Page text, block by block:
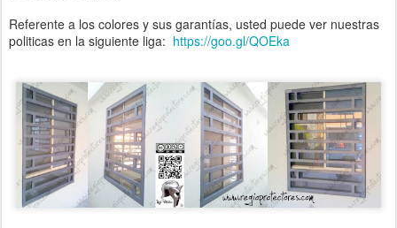
Referente a los colores y sus garantías, usted puede ver nuestras
politicas en la siguiente liga: https://goo.gl/QOEka